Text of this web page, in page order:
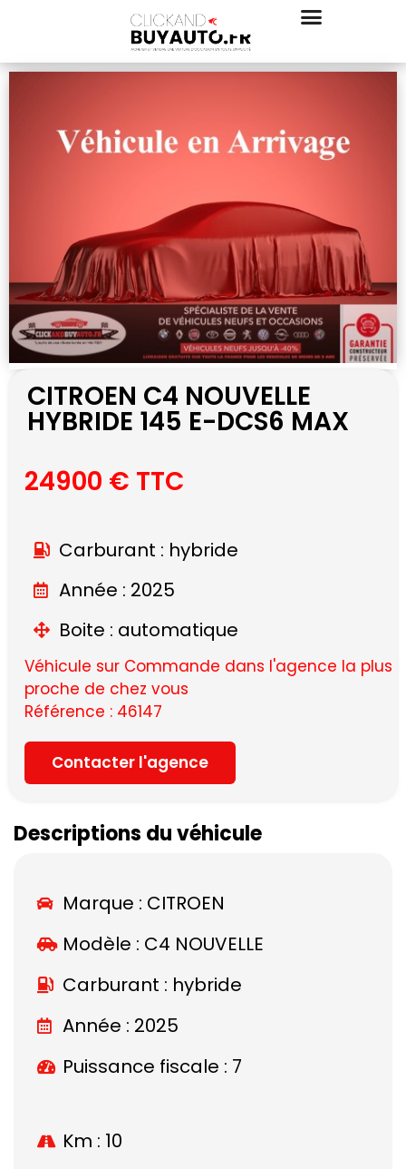
CITROEN C4 NOUVELLE
HYBRIDE 145 E-DCS6 MAX
24900 € TTC
Carburant : hybride
Année : 2025
Boite : automatique
Véhicule sur Commande dans l'agence la plus
proche de chez vous
Référence : 46147
Contacter l'agence
Descriptions du véhicule
Marque : CITROEN
Modèle : C4 NOUVELLE
Carburant : hybride
Année : 2025
Puissance fiscale : 7
Km : 10